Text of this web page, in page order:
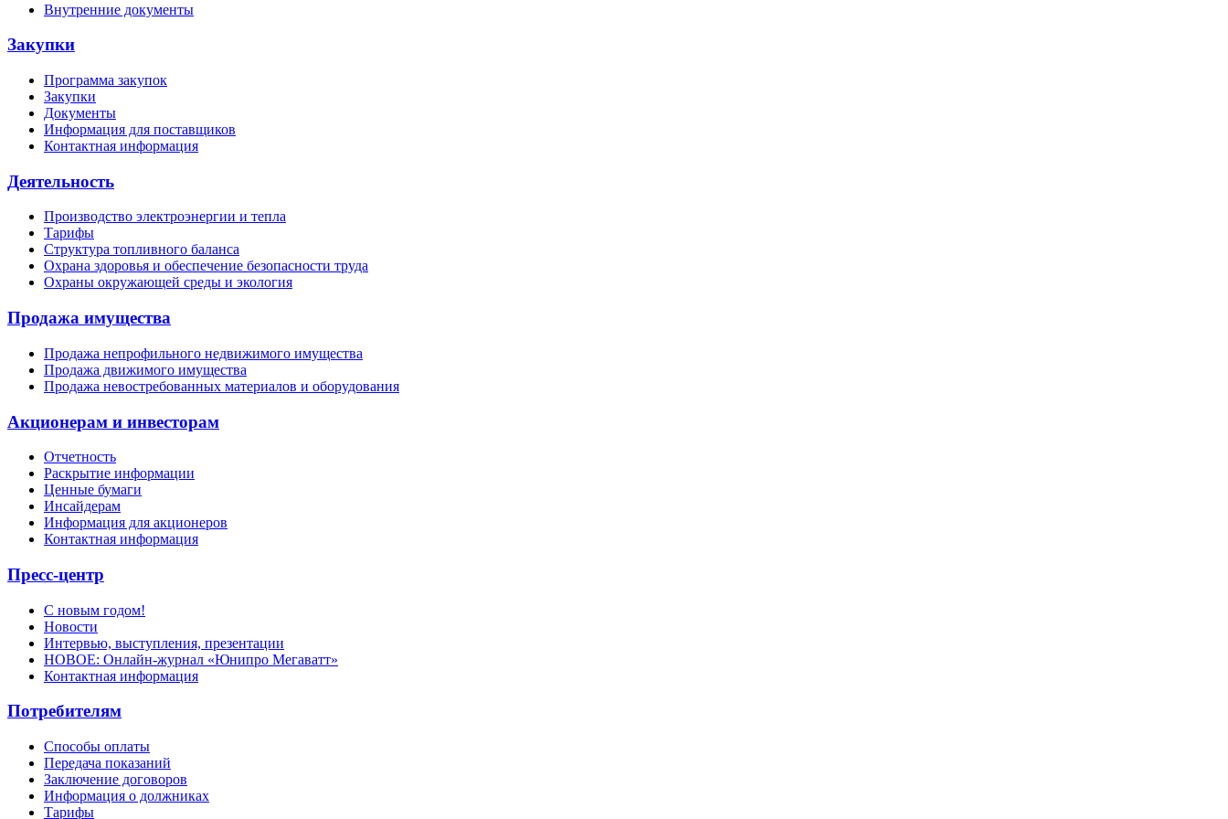
Внутренние документы
Закупки
Программа закупок
Закупки
Документы
Информация для поставщиков
Контактная информация
Деятельность
Производство электроэнергии и тепла
Тарифы
Структура топливного баланса
Охрана здоровья и обеспечение безопасности труда
Охраны окружающей среды и экология
Продажа имущества
Продажа непрофильного недвижимого имущества
Продажа движимого имущества
Продажа невостребованных материалов и оборудования
Акционерам и инвесторам
Отчетность
Раскрытие информации
Ценные бумаги
Инсайдерам
Информация для акционеров
Контактная информация
Пресс-центр
С новым годом!
Новости
Интервью, выступления, презентации
НОВОЕ: Онлайн-журнал «Юнипро Мегаватт»
Контактная информация
Потребителям
Способы оплаты
Передача показаний
Заключение договоров
Информация о должниках
Тарифы